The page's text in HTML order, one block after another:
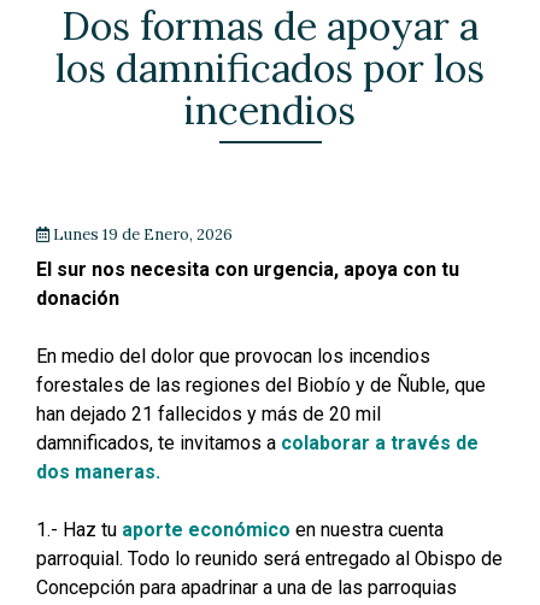
Dos formas de apoyar a
los damnificados por los
incendios
Lunes 19 de Enero, 2026
El sur nos necesita con urgencia, apoya con tu
donación
En medio del dolor que provocan los incendios
forestales de las regiones del Biobío y de Ñuble, que
han dejado 21 fallecidos y más de 20 mil
damnificados, te invitamos a colaborar a través de
dos maneras.
1.- Haz tu aporte económico en nuestra cuenta
parroquial. Todo lo reunido será entregado al Obispo de
Concepción para apadrinar a una de las parroquias